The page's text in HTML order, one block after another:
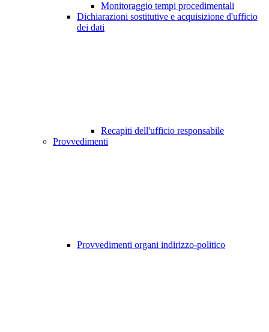
Monitoraggio tempi procedimentali
Dichiarazioni sostitutive e acquisizione d'ufficio
dei dati
Recapiti dell'ufficio responsabile
Provvedimenti
Provvedimenti organi indirizzo-politico